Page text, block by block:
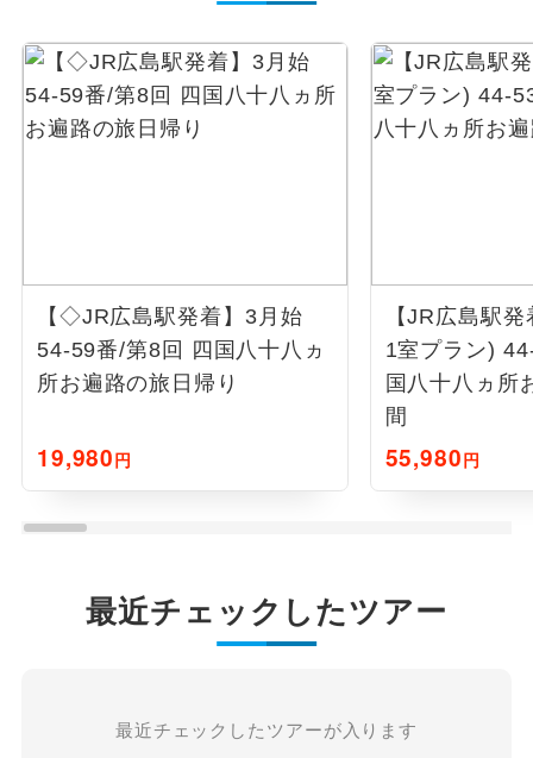
【◇JR広島駅発着】3月始
54-59番/第8回 四国八十八ヵ
所お遍路の旅日帰り
19,980円
【JR広島駅
1室プラン)
国八十八ヵ所
間
55,980円
最近チェックしたツアー
最近チェックしたツアーが入ります